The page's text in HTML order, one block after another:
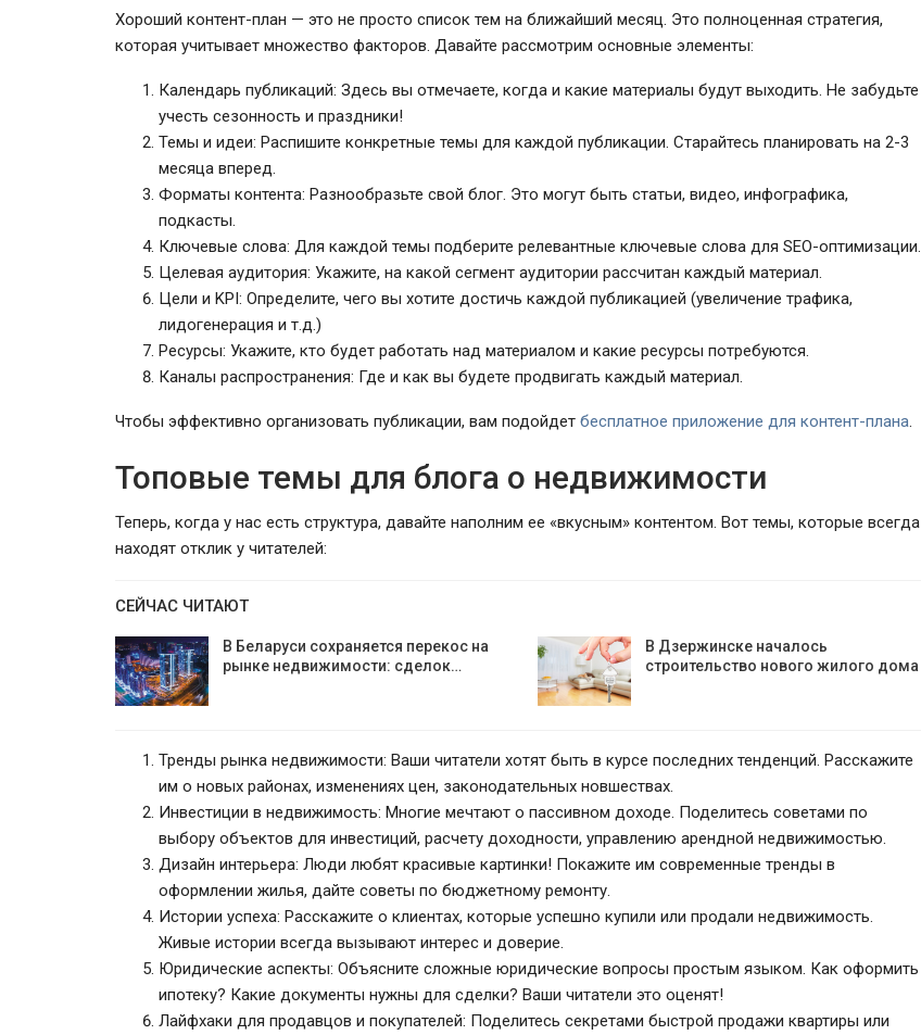
Хороший контент-план — это не просто список тем на ближайший месяц. Это полноценная стратегия,
которая учитывает множество факторов. Давайте рассмотрим основные элементы:
Календарь публикаций: Здесь вы отмечаете, когда и какие материалы будут выходить. Не забудьте
учесть сезонность и праздники!
Темы и идеи: Распишите конкретные темы для каждой публикации. Старайтесь планировать на 2-3
месяца вперед.
Форматы контента: Разнообразьте свой блог. Это могут быть статьи, видео, инфографика,
подкасты.
Ключевые слова: Для каждой темы подберите релевантные ключевые слова для SEO-оптимизации.
Целевая аудитория: Укажите, на какой сегмент аудитории рассчитан каждый материал.
Цели и KPI: Определите, чего вы хотите достичь каждой публикацией (увеличение трафика,
лидогенерация и т.д.)
Ресурсы: Укажите, кто будет работать над материалом и какие ресурсы потребуются.
Каналы распространения: Где и как вы будете продвигать каждый материал.
Чтобы эффективно организовать публикации, вам подойдет бесплатное приложение для контент-плана.
Топовые темы для блога о недвижимости
Теперь, когда у нас есть структура, давайте наполним ее «вкусным» контентом. Вот темы, которые всегда
находят отклик у читателей:
СЕЙЧАС ЧИТАЮТ
В Беларуси сохраняется перекос на
рынке недвижимости: сделок…
В Дзержинске началось
строительство нового жилого дома
Тренды рынка недвижимости: Ваши читатели хотят быть в курсе последних тенденций. Расскажите
им о новых районах, изменениях цен, законодательных новшествах.
Инвестиции в недвижимость: Многие мечтают о пассивном доходе. Поделитесь советами по
выбору объектов для инвестиций, расчету доходности, управлению арендной недвижимостью.
Дизайн интерьера: Люди любят красивые картинки! Покажите им современные тренды в
оформлении жилья, дайте советы по бюджетному ремонту.
Истории успеха: Расскажите о клиентах, которые успешно купили или продали недвижимость.
Живые истории всегда вызывают интерес и доверие.
Юридические аспекты: Объясните сложные юридические вопросы простым языком. Как оформить
ипотеку? Какие документы нужны для сделки? Ваши читатели это оценят!
Лайфхаки для продавцов и покупателей: Поделитесь секретами быстрой продажи квартиры или